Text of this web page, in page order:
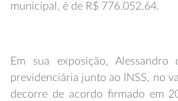
municipal, é de R$ 776.052,64.
Em sua exposição,
previdenciária junto ao INSS, no
decorre de acordo firmado em